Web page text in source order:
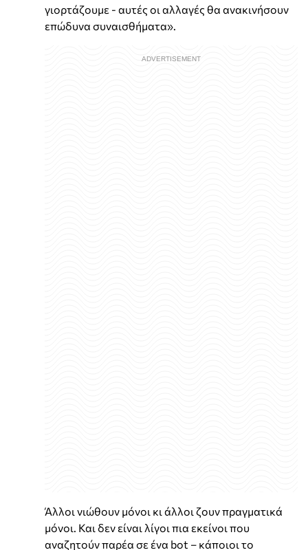
γιορτάζουμε - αυτές οι αλλαγές θα ανακινήσουν
επώδυνα συναισθήματα».
Άλλοι νιώθουν μόνοι κι άλλοι ζουν πραγματικά
μόνοι. Και δεν είναι λίγοι πια εκείνοι που
αναζητούν παρέα σε ένα bot – κάποιοι το